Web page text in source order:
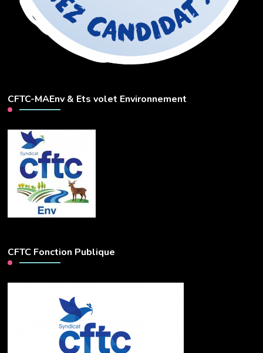
CFTC-MAEnv & Ets volet Environnement
CFTC Fonction Publique